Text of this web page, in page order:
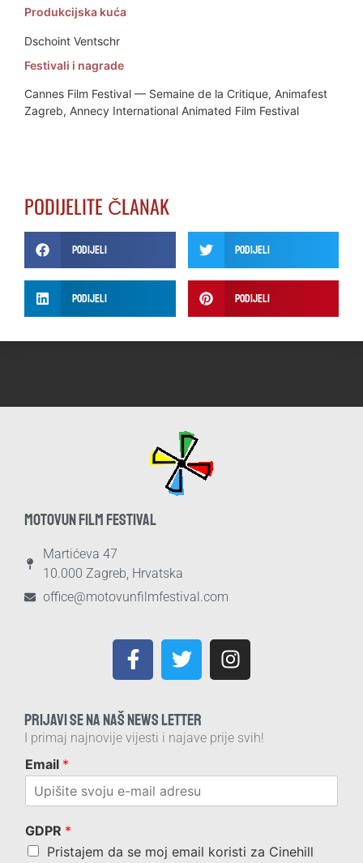
Produkcijska kuća
Dschoint Ventschr
Festivali i nagrade
Cannes Film Festival — Semaine de la Critique, Animafest
Zagreb, Annecy International Animated Film Festival
PODIJELITE ČLANAK
Podijeli Podijeli
Podijeli Podijeli
MOTOVUN FILM FESTIVAL
Martićeva 47
10.000 Zagreb, Hrvatska
office@motovunfilmfestival.com
PRIJAVI SE NA NAŠ NEWS LETTER
I primaj najnovije vijesti i najave prije svih!
Email *
GDPR *
Pristajem da se moj email koristi za Cinehill